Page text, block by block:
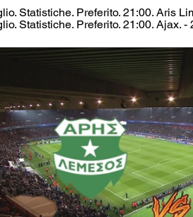
Statistiche. Preferito. 21:00. Aris
Statistiche. Preferito. 21:00. Ajax.